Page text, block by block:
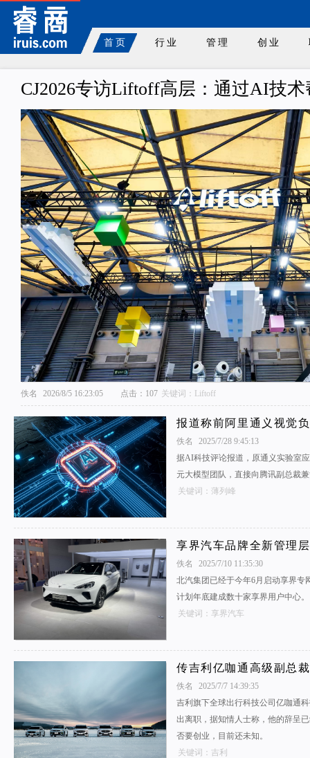
首页 行业 管理 创业
CJ2026专访Liftoff高层：通过AI技
佚名 2026/8/5 16:23:05 点击：107 关键词：Liftoff
报道称前阿里通义视觉
佚名
2025/7/28 9:45:13
据AI科技评论报道，原通义实验室
元大模型团队，直接向腾讯副总裁
关键词：薄列峰
享界汽车品牌全新管理
佚名
2025/7/10 11:35:30
北汽集团已经于今年6月启动享界专
计划年底建成数十家享界用户中心。
关键词：享界汽车
传吉利亿咖通高级副总
佚名
2025/7/7 14:39:35
吉利旗下全球出行科技公司亿咖通
出离职，据知情人士称，他的辞呈
否要创业，目前还未知。
关键词：吉利